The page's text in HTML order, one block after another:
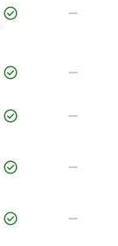
check_circle remove
check_circle remove
check_circle remove
check_circle remove
check_circle remove